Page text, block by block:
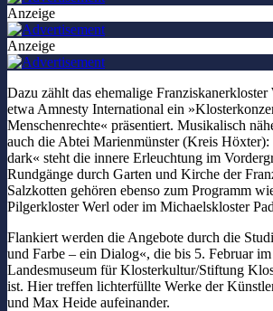
Anzeige
Anzeige
Dazu zählt das ehemalige
etwa Amnesty International ein
Menschenrechte« präsentiert. Musikalisch
auch die Abtei Marienmünster (Kreis
dark« steht die innere Erleuchtung im
Rundgänge durch Garten und Kirche der
Salzkotten gehören ebenso zum Programm
Pilgerkloster Werl oder im Michaelskloster
Flankiert werden die Angebote durch die
und Farbe – ein Dialog«, die bis 5. Februar
Landesmuseum für Klosterkultur/Stiftung
ist. Hier treffen lichterfüllte Werke der
und Max Heide aufeinander.